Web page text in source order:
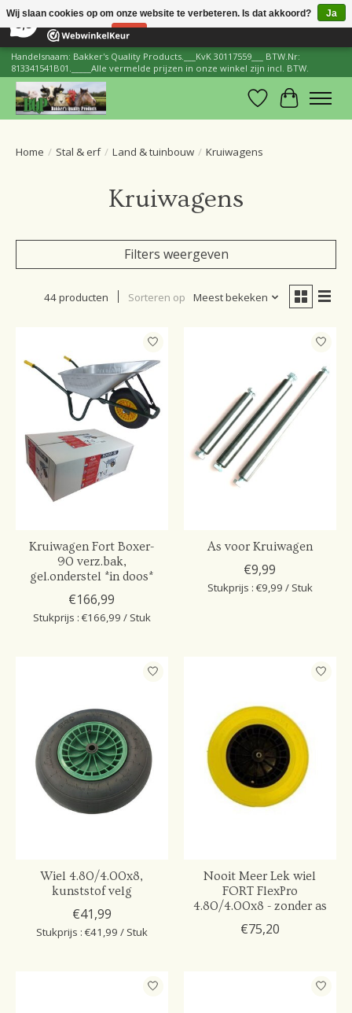
206 Reviews ×
Handelsnaam: Bakker's Quality Products.___KvK 30117559___ BTW.Nr:
813341541B01._____Alle vermelde prijzen in onze winkel zijn incl. BTW.
Verlanglijst
Home / Stal & erf / Land & tuinbouw / Kruiwagens
Kruiwagens
Filters weergeven
44 producten Sorteren op Meest bekeken
Kruiwagen Fort Boxer-
90 verz.bak,
gel.onderstel *in doos*
€166,99
Stukprijs : €166,99 / Stuk
As voor Kruiwagen
€9,99
Stukprijs : €9,99 / Stuk
Wiel 4.80/4.00x8,
kunststof velg
€41,99
Stukprijs : €41,99 / Stuk
Nooit Meer Lek wiel
FORT FlexPro
4.80/4.00x8 - zonder as
€75,20
Wij slaan cookies op om onze website te verbeteren. Is dat akkoord?
Ja
Nee